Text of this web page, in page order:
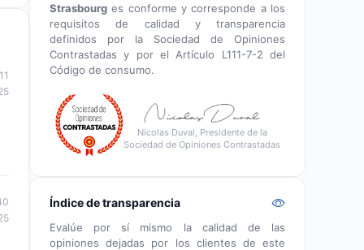
Strasbourg es conforme y corresponde a los
requisitos de calidad y transparencia
definidos por la Sociedad de Opiniones
Contrastadas y por el Artículo L111-7-2 del
Código de consumo.
Nicolas Duval, Presidente de la
Sociedad de Opiniones Contrastadas
Índice de transparencia
Evalúe por sí mismo la calidad de las
opiniones dejadas por los clientes de este